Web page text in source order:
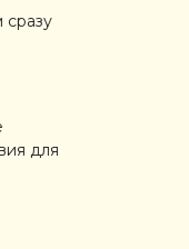
сразу
для